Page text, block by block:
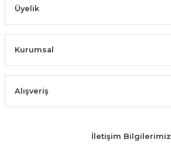
Üyelik
Kurumsal
Alışveriş
İletişim Bilgilerimiz